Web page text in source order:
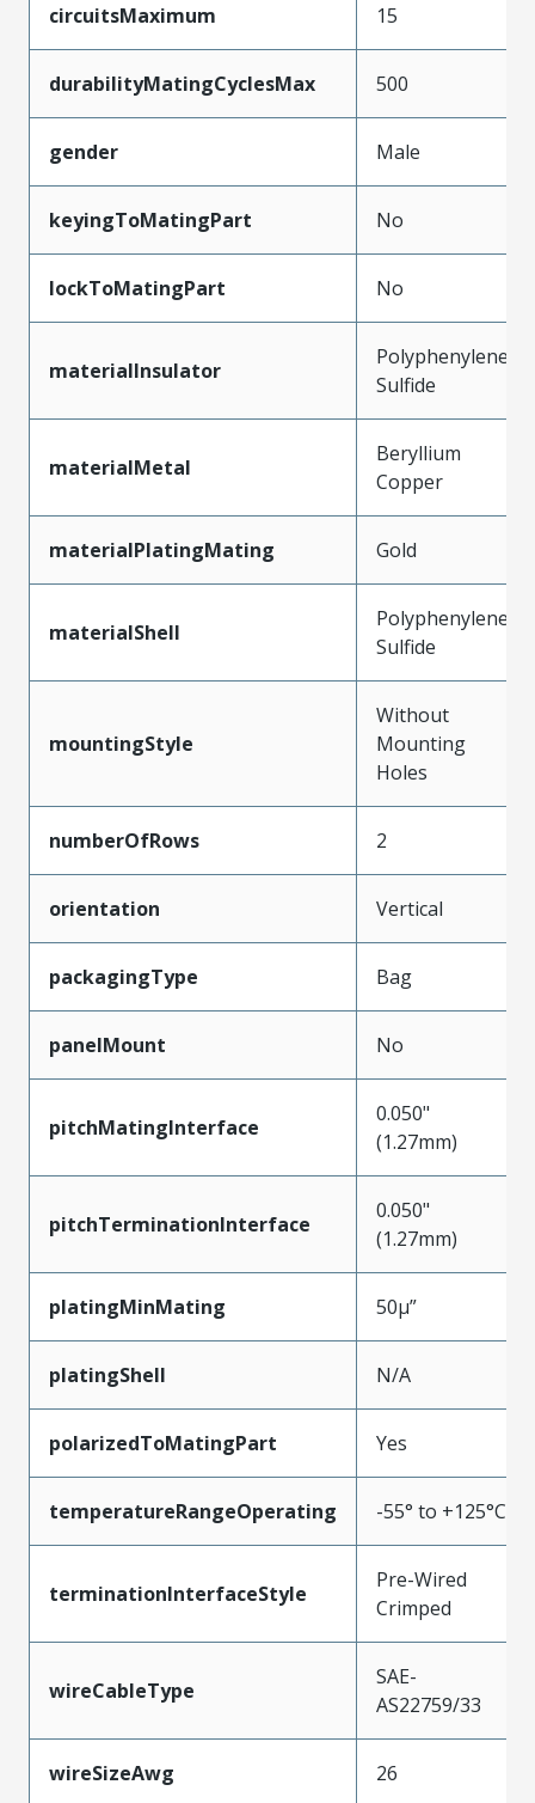
circuitsMaximum 15
durabilityMatingCyclesMax 500
gender Male
keyingToMatingPart No
lockToMatingPart No
materialInsulator
Polyphenylene
Sulfide
materialMetal
Beryllium
Copper
materialPlatingMating Gold
materialShell
Polyphenylene
Sulfide
mountingStyle
Without
Mounting
Holes
numberOfRows 2
orientation Vertical
packagingType Bag
panelMount No
pitchMatingInterface
0.050"
(1.27mm)
pitchTerminationInterface
0.050"
(1.27mm)
platingMinMating 50µ”
platingShell N/A
polarizedToMatingPart Yes
temperatureRangeOperating -55° to +125°C
terminationInterfaceStyle
Pre-Wired
Crimped
wireCableType
SAE-
AS22759/33
wireSizeAwg 26